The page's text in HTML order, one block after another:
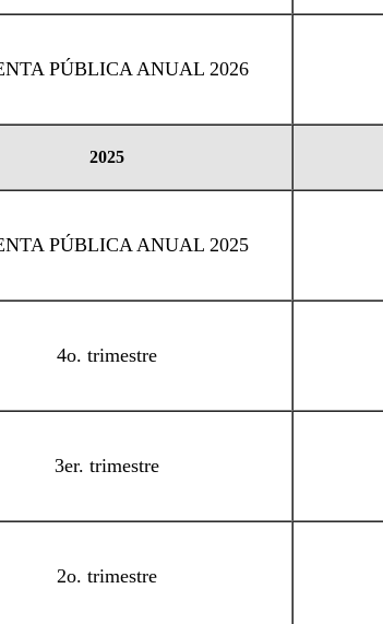
PÚBLICA ANUAL 2026
2025
PÚBLICA ANUAL 2025
4o. trimestre
3er. trimestre
2o. trimestre